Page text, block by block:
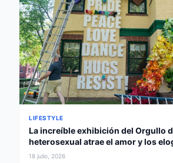
LIFESTYLE
La increíble exhibición del Orgullo
heterosexual atrae el amor y los
gobernador
18 julio, 2026